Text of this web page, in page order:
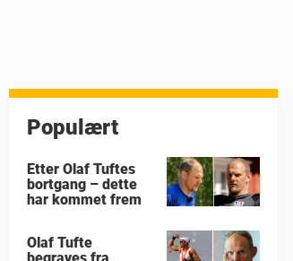
Populært
Etter Olaf Tuftes
bortgang – dette
har kommet frem
Olaf Tufte